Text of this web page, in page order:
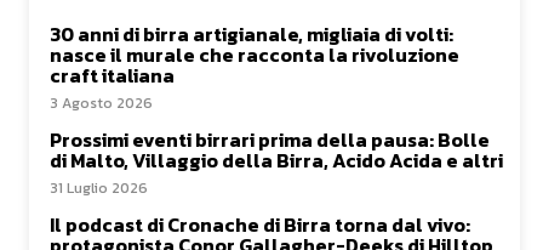
30 anni di birra artigianale, migliaia di volti:
nasce il murale che racconta la rivoluzione
craft italiana
3 Agosto 2026
Prossimi eventi birrari prima della pausa: Bolle
di Malto, Villaggio della Birra, Acido Acida e altri
31 Luglio 2026
Il podcast di Cronache di Birra torna dal vivo: